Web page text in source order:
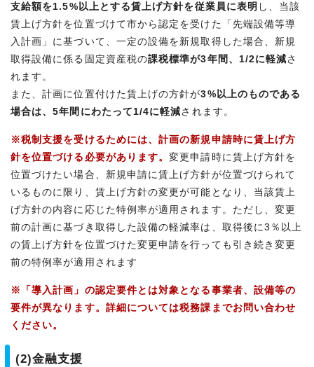
支給額を1.5%以上とする賃上げ方針を従業員に表明 し、当該
賃上げ方針を位置づけて市から認定を受けた「先端設備等導
入計画」に基づいて、一定の設備を新規取得した場合、新規
取得設備に係る固定資産税の課税標準が3年間、1/2に軽減さ
れます。
また、計画に位置付けた賃上げの方針が3%以上のものである
場合は、5年間にわたって1/4に軽減されます。
※税制支援を受けるためには、計画の新規申請時に賃上げ方
針を位置づける必要があります。変更申請時に賃上げ方針を
位置づけたい場合、新規申請に賃上げ方針が位置づけられて
いるものに限り、賃上げ方針の変更が可能となり、当該賃上
げ方針の内容に応じた特例率が適用されます。ただし、変更
前の計画に基づき取得した設備の軽減率は、取得後に3％以上
の賃上げ方針を位置づけた変更申請を行っても引き続き変更
前の特例率が適用されます
※「導入計画」の認定要件とは対象となる事業者、設備等の
要件が異なります。詳細については税務課までお問い合わせ
ください。
(2)金融支援